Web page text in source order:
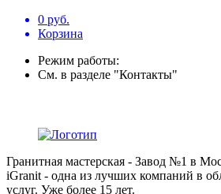
0 руб.
Корзина
Режим работы:
См. в разделе "Контакты"
Гранитная мастерская - Завод №1 в
iGranit - одна из лучших компаний в
услуг. Уже более 15 лет.